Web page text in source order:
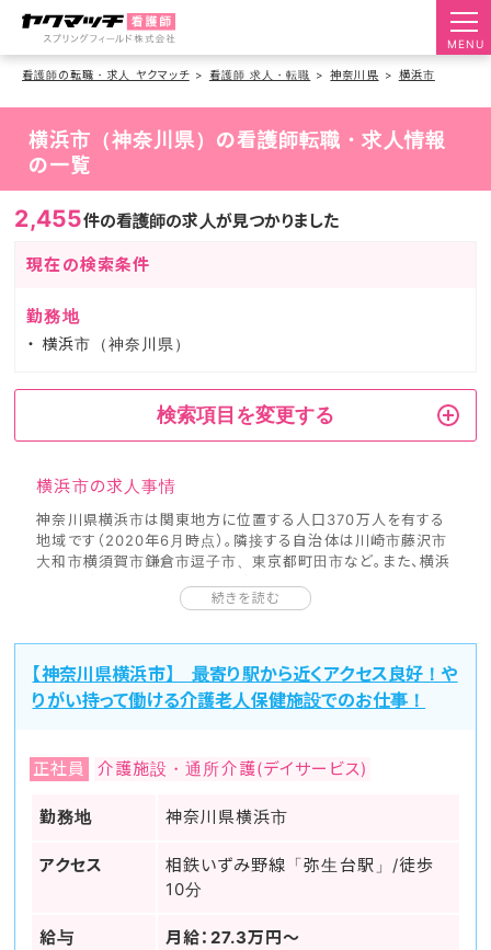
MENU
看護師の転職・求人 ヤクマッチ 看護師 求人・転職 神奈川県 横浜市
横浜市（神奈川県）の看護師転職・求人情報
の一覧
2,455件の看護師の求人が見つかりました
現在の検索条件
勤務地
横浜市（神奈川県）
検索項目を変更する
横浜市の求人事情
神奈川県横浜市は関東地方に位置する人口370万人を有する
地域です（2020年6月時点）。隣接する自治体は川崎市藤沢市
大和市横須賀市鎌倉市逗子市、東京都町田市など。また、横浜
ンター、横浜市立大病院などです。
ら医療施設に関する情報を見ていきましょう。横浜市が有してい
る一般診療所（クリニック）は2,838軒、病院は134軒、在宅
療養支援診療所353軒、在宅療養支援病院は32軒、一般診
療所病床数は923床、病院病床数27,804床、介護施設数
横浜市は日本に存在する市町村では最も人口が多く、東京都の
代表的な場所は横浜中華街や横浜ランドマークタワー、赤レン
とても盛んであり、日本国内でも異国情緒あふれるおしゃれな
街になっています。また、大企業の本社が多数存在する地域でも
比較的安いことから居住区としては常にランキング上位に位置
続きを読む
【神奈川県横浜市】 最寄り駅から近くアクセス良好！や
りがい持って働ける介護老人保健施設でのお仕事！
正社員 介護施設・通所介護(デイサービス)
勤務地 神奈川県横浜市
アクセス
相鉄いずみ野線「弥生台駅」/徒歩
10分
給与
月給：27.3万円～